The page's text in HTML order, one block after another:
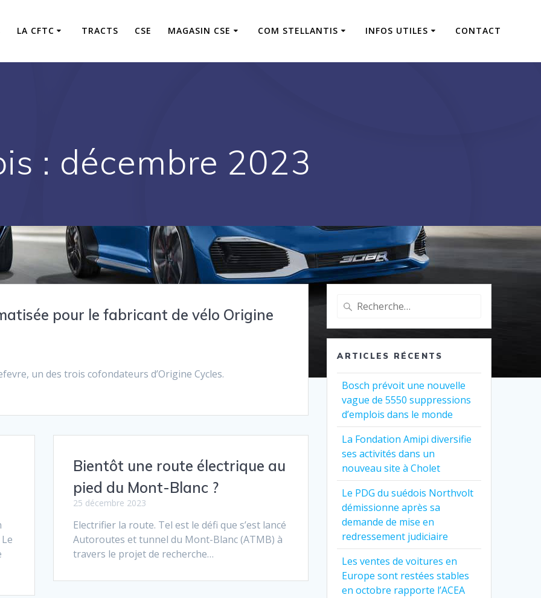
LA CFTC TRACTS CSE MAGASIN CSE COM STELLANTIS INFOS UTILES CONTACT
: décembre 2023
pour le fabricant de vélo Origine
un des trois cofondateurs d’Origine Cycles.
Bientôt une route électrique au
pied du Mont-Blanc ?
25 décembre 2023
Electrifier la route. Tel est le défi que s’est lancé
Autoroutes et tunnel du Mont-Blanc (ATMB) à
travers le projet de recherche…
Recherche
:
ARTICLES RÉCENTS
Bosch prévoit une nouvelle
vague de 5550 suppressions
d’emplois dans le monde
La Fondation Amipi diversifie
ses activités dans un
nouveau site à Cholet
Le PDG du suédois Northvolt
démissionne après sa
demande de mise en
redressement judiciaire
Les ventes de voitures en
Europe sont restées stables
en octobre rapporte l’ACEA